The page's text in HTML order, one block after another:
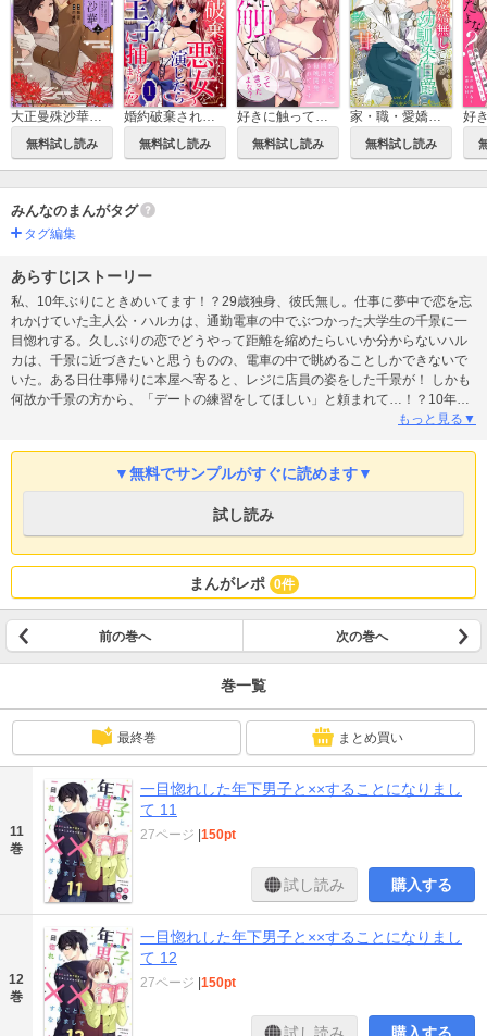
大正曼殊沙華～未亡人は参謀将校の愛檻に囚われる【合冊版】
無料試し読み
婚約破棄されたくて悪女を演じたらドS王子に捕まりました!?
無料試し読み
好きに触っていいって言ったよな？ー処女なのに同期に毎晩開発されてますー【合本版】
無料試し読み
家・職・愛嬌無しですが、幼馴染伯爵に拾われ甘やかされてます。
無料試し読み
みんなのまんがタグ
タグ編集
あらすじ|ストーリー
私、10年ぶりにときめいてます！？29歳独身、彼氏無し。仕事に夢中で恋を忘
れかけていた主人公・ハルカは、通勤電車の中でぶつかった大学生の千景に一
目惚れする。久しぶりの恋でどうやって距離を縮めたらいいか分からないハル
カは、千景に近づきたいと思うものの、電車の中で眺めることしかできないで
いた。ある日仕事帰りに本屋へ寄ると、レジに店員の姿をした千景が！ しかも
何故か千景の方から、「デートの練習をしてほしい」と頼まれて…！？10年ぶ
りの恋、一体どうなっちゃうの──！？こじらせアラサー×不器用な年下男子が
もっと見る▼
▼無料でサンプルがすぐに読めます▼
試し読み
まんがレポ 0件
前の巻へ 次の巻へ
巻一覧
最終巻 まとめ買い
11
巻
一目惚れした年下男子と××することになりまし
て 11
27ページ 150pt
試し読み 購入する
12
巻
一目惚れした年下男子と××することになりまし
て 12
27ページ 150pt
試し読み 購入する